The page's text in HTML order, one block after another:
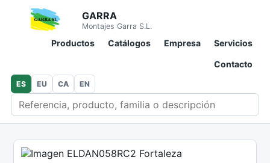
GARRA
Montajes Garra S.L.
Productos Catálogos Empresa Servicios
Contacto
Buscar en catálogo
ES EU CA EN